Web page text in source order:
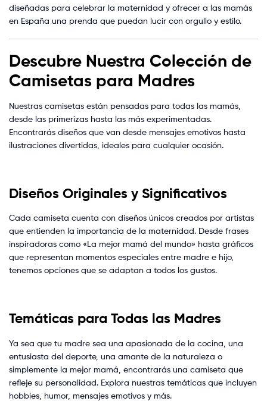
diseñadas para celebrar la maternidad y ofrecer a las mamás
en España una prenda que puedan lucir con orgullo y estilo.
Descubre Nuestra Colección de
Camisetas para Madres
Nuestras camisetas están pensadas para todas las mamás,
desde las primerizas hasta las más experimentadas.
Encontrarás diseños que van desde mensajes emotivos hasta
ilustraciones divertidas, ideales para cualquier ocasión.
Diseños Originales y Significativos
Cada camiseta cuenta con diseños únicos creados por artistas
que entienden la importancia de la maternidad. Desde frases
inspiradoras como «La mejor mamá del mundo» hasta gráficos
que representan momentos especiales entre madre e hijo,
tenemos opciones que se adaptan a todos los gustos.
Temáticas para Todas las Madres
Ya sea que tu madre sea una apasionada de la cocina, una
entusiasta del deporte, una amante de la naturaleza o
simplemente la mejor mamá, encontrarás una camiseta que
refleje su personalidad. Explora nuestras temáticas que incluyen
hobbies, humor, mensajes emotivos y más.